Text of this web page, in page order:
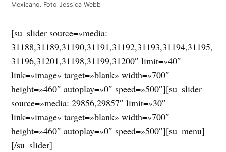
Mexicano. Foto Jessica Webb
[su_slider source=»media:
31188,31189,31190,31191,31192,31193,31194,31195,
31196,31201,31198,31199,31200″ limit=»40″
link=»image» target=»blank» width=»700″
height=»460″ autoplay=»0″ speed=»500″][su_slider
source=»media: 29856,29857″ limit=»30″
link=»image» target=»blank» width=»700″
height=»460″ autoplay=»0″ speed=»500″][su_menu]
[/su_slider]